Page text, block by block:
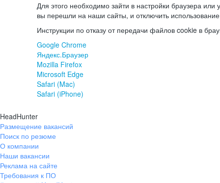
Для этого необходимо зайти в настройки браузера или
вы перешли на наши сайты, и отключить
Инструкции по отказу от передачи файлов cookie в
Google Chrome
Яндекс.Браузер
Mozilla Firefox
Microsoft Edge
Safari (Mac)
Safari (iPhone)
HeadHunter
Размещение вакансий
Поиск по резюме
О компании
Наши вакансии
Реклама на сайте
Требования к ПО